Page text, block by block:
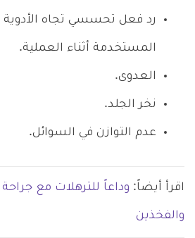
رد فعل تحسسي تجاه الأدوية
المستخدمة أثناء العملية.
العدوى.
نخر الجلد.
عدم التوازن في السوائل.
اقرأ أيضاً: وداعاً للترهلات مع
والفخذين